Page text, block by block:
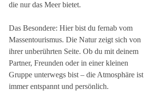
die nur das Meer bietet.
Das Besondere: Hier bist du fernab vom
Massentourismus. Die Natur zeigt sich von
ihrer unberührten Seite. Ob du mit deinem
Partner, Freunden oder in einer kleinen
Gruppe unterwegs bist – die Atmosphäre ist
immer entspannt und persönlich.